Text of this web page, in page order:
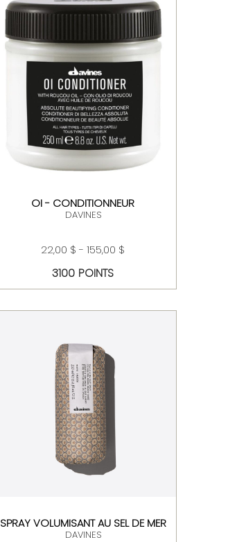
OI - CONDITIONNEUR
DAVINES
22,00 $ - 155,00 $
3100 POINTS
SPRAY VOLUMISANT AU SEL DE MER
DAVINES